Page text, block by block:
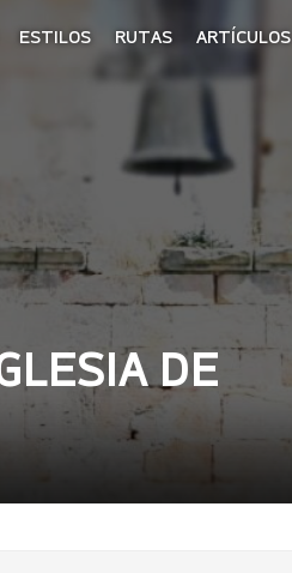
ESTILOS RUTAS ARTÍCULOS
DE